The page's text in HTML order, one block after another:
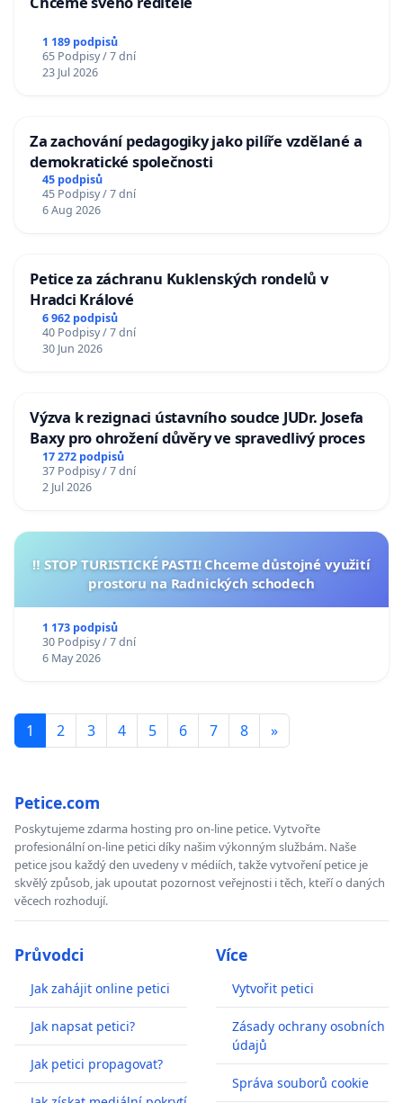
1 189 podpisů
65 Podpisy / 7 dní
23 Jul 2026
Za zachování pedagogiky jako pilíře vzdělané a
demokratické společnosti
45 podpisů
45 Podpisy / 7 dní
6 Aug 2026
Petice za záchranu Kuklenských rondelů v
Hradci Králové
6 962 podpisů
40 Podpisy / 7 dní
30 Jun 2026
Výzva k rezignaci ústavního soudce JUDr. Josefa
Baxy pro ohrožení důvěry ve spravedlivý proces
17 272 podpisů
37 Podpisy / 7 dní
2 Jul 2026
‼️ STOP TURISTICKÉ PASTI! Chceme důstojné využití
prostoru na Radnických schodech
1 173 podpisů
30 Podpisy / 7 dní
6 May 2026
1 2 3 4 5 6 7 8 »
Petice.com
Poskytujeme zdarma hosting pro on-line petice. Vytvořte
profesionální on-line petici díky našim výkonným službám. Naše
petice jsou každý den uvedeny v médiích, takže vytvoření petice je
skvělý způsob, jak upoutat pozornost veřejnosti i těch, kteří o daných
věcech rozhodují.
Průvodci
Jak zahájit online petici
Jak napsat petici?
Jak petici propagovat?
Více
Vytvořit petici
Zásady ochrany osobních
údajů
Správa souborů cookie